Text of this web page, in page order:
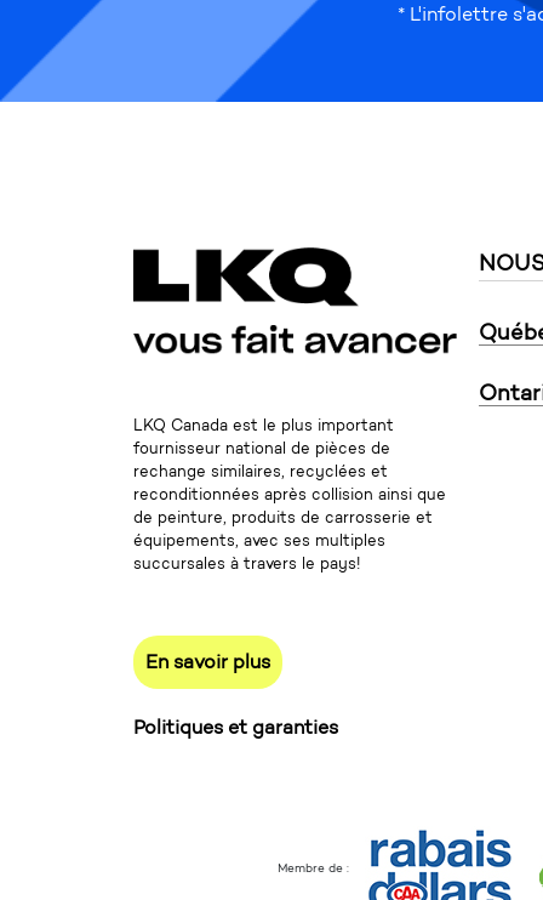
* L'infolettre
LKQ Canada est le plus important
fournisseur national de pièces de
rechange similaires, recyclées et
reconditionnées après collision ainsi que
de peinture, produits de carrosserie et
équipements, avec ses multiples
succursales à travers le pays!
En savoir plus
Politiques et garanties
Membre de :